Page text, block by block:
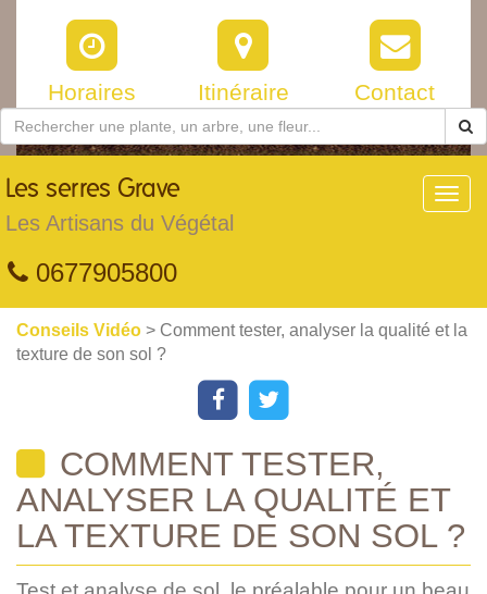
Horaires Itinéraire Contact
Les serres Grave
Les Artisans du Végétal
0677905800
Conseils Vidéo > Comment tester, analyser la qualité et la
texture de son sol ?
COMMENT TESTER,
ANALYSER LA QUALITÉ ET
LA TEXTURE DE SON SOL ?